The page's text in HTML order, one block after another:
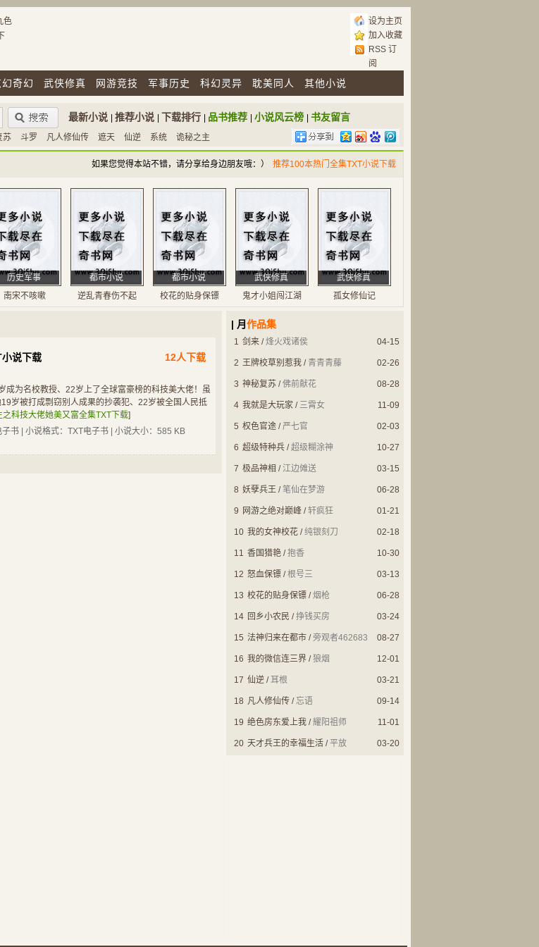
色
设为主页
加入收藏
RSS 订
阅
奇幻 武侠修真 网游竞技 军事历史 科幻灵异 耽美同人 其他小说
最新小说 推荐小说 下载排行 品书推荐 小说风云榜 书友留言
苏 斗罗 凡人修仙传 遮天 仙逆 系统 诡秘之主
推荐100本热门全集TXT小说下载
如果您觉得本站不错，请分享给身边朋友哦：）
历史军事
南宋不咳嗽
都市小说
逆乱青春伤不起
都市小说
校花的贴身保镖
武侠修真
鬼才小姐闯江湖
武侠修真
孤女修仙记
都市小说
就是大玩家
都市小说
权色官途
超级特种兵
都市小说
极品神相
小说下载 12人下载
成为名校教授、22岁上了全球富豪榜的科技美大佬！虽
岁被打成剽窃别人成果的抄袭犯、22岁被全国人民抵
之科技大佬她美又富全集TXT下载]
子书 | 小说格式：TXT电子书 | 小说大小：585 KB
| 月作品集
04-15
1 剑来 /烽火戏诸侯
02-26
2 王牌校草别惹我 / 青青青藤
08-28
3 神秘复苏 /佛前献花
11-09
4 我就是大玩家 / 三霄女
02-03
5 权色官途 /严七官
10-27
6 超级特种兵 /超级糊涂神
03-15
7 极品神相 / 江边傩送
06-28
8 妖孽兵王 / 笔仙在梦游
01-21
9 网游之绝对巅峰 /轩疯狂
02-18
10 我的女神校花 /纯银刻刀
10-30
11 香国猎艳 /抱香
03-13
12 怒血保镖 /根号三
06-28
13 校花的贴身保镖 /烟枪
03-24
14 回乡小农民 /挣钱买房
08-27
15 法神归来在都市 /旁观者462683
12-01
16 我的微信连三界 /狼烟
03-21
17 仙逆 /耳根
09-14
18 凡人修仙传 /忘语
11-01
19 绝色房东爱上我 /耀阳祖师
03-20
20 天才兵王的幸福生活 /平放